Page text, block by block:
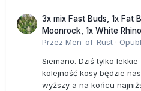
3x mix Fast Buds, 1x Fat
Moonrock, 1x White
Przez Men_of_Rust ·
Siemano. Dziś tylko
kolejność kosy będzie
wyższy a na końcu